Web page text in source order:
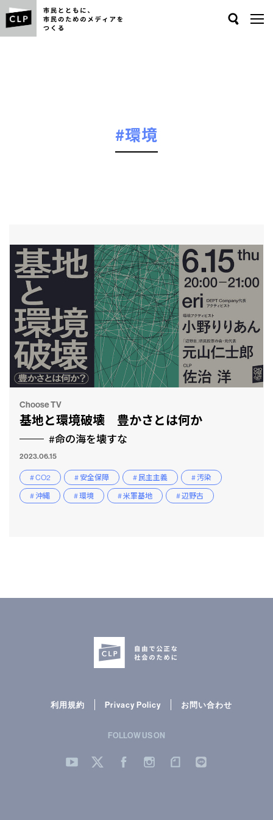
#環境
Choose TV
基地と環境破壊 豊かさとは何か
#命の海を壊すな
2023.06.15
# CO2 # 安全保障 # 民主主義
# 汚染
# 沖縄
# 環境 # 米軍基地 # 辺野古
利用規約 Privacy Policy お問い合わせ
FOLLOW US ON